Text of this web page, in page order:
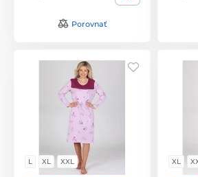
Porovnať
L XL XXL XL